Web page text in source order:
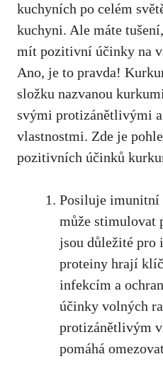
kuchyních po‌ celém
kuchyni. Ale máte
mít pozitivní ‌účinky na
Ano, je to pravda!
složku nazvanou
svými protizánětlivými
vlastnostmi. Zde ⁣je
pozitivních účinků
Posiluje imunitní
může stimulovat
jsou důležité pro
proteiny ⁤hrají
infekcím a
účinky volných
protizánětlivým
pomáhá